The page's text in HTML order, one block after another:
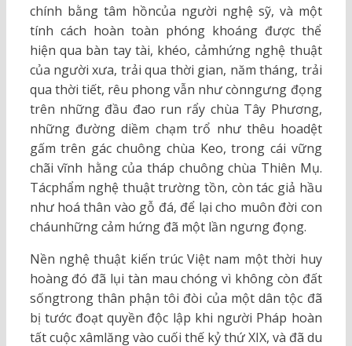
chính bằng tâm hồncủa người nghệ sỹ, và một
tính cách hoàn toàn phóng khoáng được thể
hiện qua bàn tay tài, khéo, cảmhứng nghệ thuật
của người xưa, trải qua thời gian, năm tháng, trải
qua thời tiết, rêu phong vẫn như cònngưng đọng
trên những đầu đao run rẩy chùa Tây Phương,
những đường diềm chạm trổ như thêu hoadệt
gấm trên gác chuông chùa Keo, trong cái vững
chãi vĩnh hằng của tháp chuông chùa Thiên Mụ.
Tácphẩm nghệ thuật trường tồn, còn tác giả hầu
như hoá thân vào gỗ đá, để lại cho muôn đời con
cháunhững cảm hứng đã một lần ngưng đọng.
Nền nghệ thuật kiến trúc Việt nam một thời huy
hoàng đó đã lụi tàn mau chóng vì không còn đất
sốngtrong thân phận tôi đòi của một dân tộc đã
bị tước đoạt quyền độc lập khi người Pháp hoàn
tất cuộc xâmlăng vào cuối thế kỷ thứ XIX, và đã du